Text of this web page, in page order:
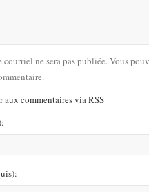
courriel ne sera pas publiée. Vous
aux commentaires via RSS
:
: